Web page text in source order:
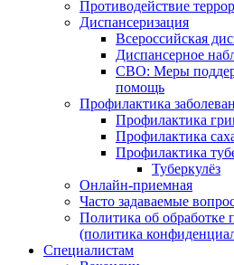
Противодействие
Диспансеризация
Всероссийская
Диспансерное
СВО: Меры
помощь
Профилактика
Профилактика
Профилактика
Профилактика
Туберкулёз
Онлайн-приемная
Часто задаваемые
Политика об обработке
(политика
Специалистам